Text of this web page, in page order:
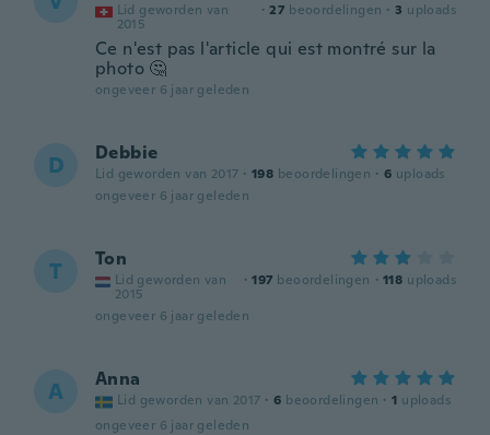
Lid geworden van
2015
· 27 beoordelingen · 3 uploads
Ce n'est pas l'article qui est montré sur la
photo 🤔
ongeveer 6 jaar geleden
D Debbie
Lid geworden van 2017 · 198 beoordelingen · 6 uploads
ongeveer 6 jaar geleden
T Ton
Lid geworden van
2015
· 197 beoordelingen · 118 uploads
ongeveer 6 jaar geleden
A Anna
Lid geworden van 2017 · 6 beoordelingen · 1 uploads
ongeveer 6 jaar geleden